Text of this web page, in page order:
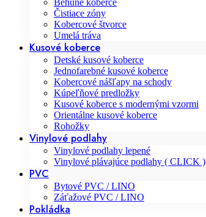
Behúne koberce
Čistiace zóny
Kobercové štvorce
Umelá tráva
Kusové koberce
Detské kusové koberce
Jednofarebné kusové koberce
Kobercové nášľapy na schody
Kúpeľňové predložky
Kusové koberce s modernými vzormi
Orientálne kusové koberce
Rohožky
Vinylové podlahy
Vinylové podlahy lepené
Vinylové plávajúce podlahy ( CLICK )
PVC
Bytové PVC / LINO
Záťažové PVC / LINO
Pokládka